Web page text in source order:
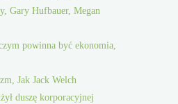
Gary Hufbauer, Megan
powinna być ekonomia,
Jak Jack Welch
duszę korporacyjnej